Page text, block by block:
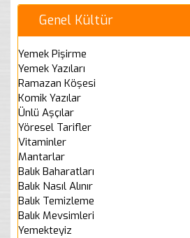
Genel Kültür
Yemek Pişirme
Yemek Yazıları
Ramazan Köşesi
Komik Yazılar
Ünlü Aşçılar
Yöresel Tarifler
Vitaminler
Mantarlar
Balık Baharatları
Balık Nasıl Alınır
Balık Temizleme
Balık Mevsimleri
Yemekteyiz